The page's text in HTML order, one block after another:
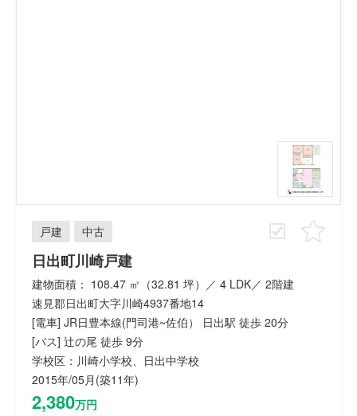
戸建 中古
日出町川崎戸建
建物面積： 108.47 ㎡（32.81 坪）／ 4 LDK／ 2階建
速見郡日出町大字川崎4937番地14
[電車] JR日豊本線(門司港~佐伯） 日出駅 徒歩 20分
[バス] 辻の尾 徒歩 9分
学校区：川崎小学校、日出中学校
2015年/05月(築11年)
2,380万円